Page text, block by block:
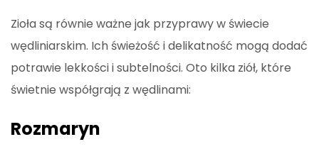
Zioła są równie ważne jak przyprawy w świecie
wędliniarskim. Ich świeżość i delikatność mogą dodać
potrawie lekkości i subtelności. Oto kilka ziół, które
świetnie współgrają z wędlinami:
Rozmaryn